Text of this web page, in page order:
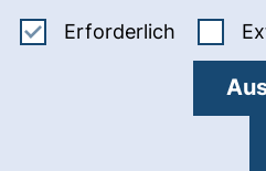
Erforderlich